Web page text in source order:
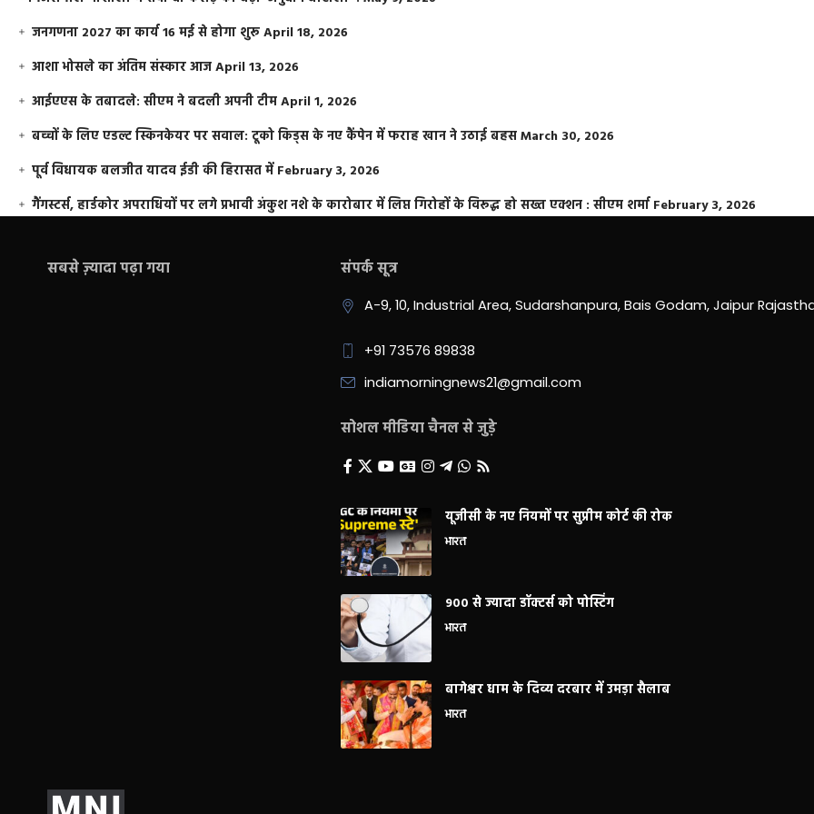
जनगणना 2027 का कार्य 16 मई से होगा शुरूApril 18, 2026
आशा भोसले का अंतिम संस्कार आजApril 13, 2026
आईएएस के तबादले: सीएम ने बदली अपनी टीमApril 1, 2026
बच्चों के लिए एडल्ट स्किनकेयर पर सवाल: टूको किड्स के नए कैंपेन में फराह खान ने उठाई बहसMarch 30, 2026
पूर्व विधायक बलजीत यादव ईडी की हिरासत में February 3, 2026
गैंगस्टर्स, हार्डकोर अपराधियों पर लगे प्रभावी अंकुश नशे के कारोबार में लिप्त गिरोहों के विरूद्ध हो सख्त एक्शन : सीएम शर्मा February 3, 2026
सबसे ज़्यादा पढ़ा गया संपर्क सूत्र
A-9, 10, Industrial Area, Sudarshanpura, Bais Godam, Jaipur
+91 73576 89838
indiamorningnews21@gmail.com
सोशल मीडिया चैनल से जुड़े
यूजीसी के नए नियमों पर सुप्रीम कोर्ट की रोक
भारत
900 से ज्यादा डॉक्टर्स को पोस्टिंग
भारत
बागेश्वर धाम के दिव्य दरबार में उमड़ा सैलाब
भारत